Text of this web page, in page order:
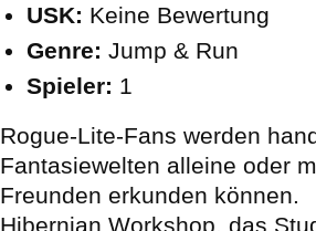
USK: Keine Bewertung
Genre: Jump & Run
Spieler: 1
Rogue-Lite-Fans werden
Fantasiewelten alleine oder
Freunden erkunden können.
Hibernian Workshop, das